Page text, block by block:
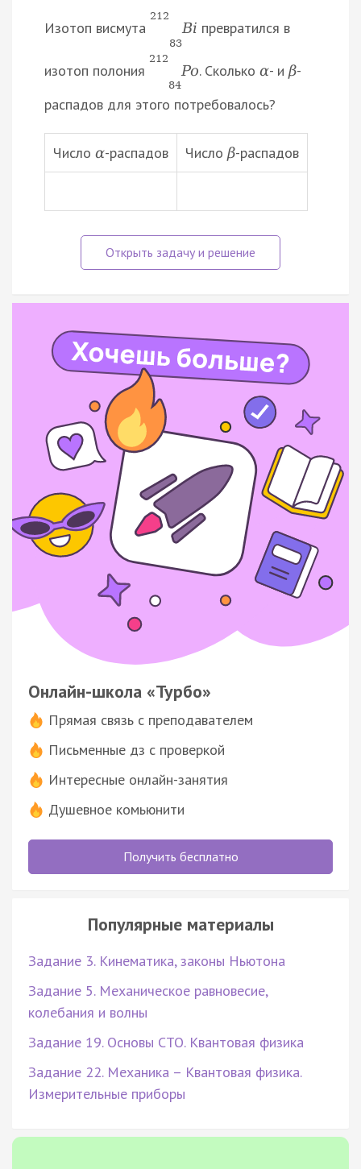
Изотоп висмута
212
83
Bi превратился в
изотоп полония
212
84
Po. Сколько α- и β-
распадов для этого потребовалось?
Число α-распадов Число β-распадов
Онлайн-школа «Турбо»
Прямая связь с преподавателем
Письменные дз с проверкой
Интересные онлайн-занятия
Душевное комьюнити
Получить бесплатно
Популярные материалы
Задание 3. Кинематика, законы Ньютона
Задание 5. Механическое равновесие,
колебания и волны
Задание 19. Основы СТО. Квантовая физика
Задание 22. Механика – Квантовая физика.
Измерительные приборы